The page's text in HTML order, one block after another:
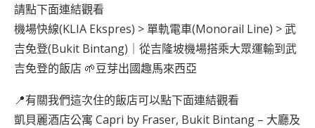
請點下面連結觀看
機場快線(KLIA Ekspres) > 單軌電車(Monorail Line) > 武
吉免登(Bukit Bintang)｜從吉隆坡機場搭乘大眾運輸到武
吉免登的飯店 🌱豆芽出國趣馬來西亞
📍有關我們這次住的飯店可以點下面連結觀看
凱貝麗酒店公寓 Capri by Fraser, Bukit Bintang – 大廳及